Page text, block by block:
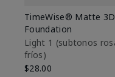
TimeWise® Matte 3D
Foundation
Light 1​ (subtonos
fríos)
$28.00